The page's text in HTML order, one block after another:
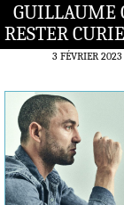
GUILLAUME
RESTER
3 FÉVRIER 2023